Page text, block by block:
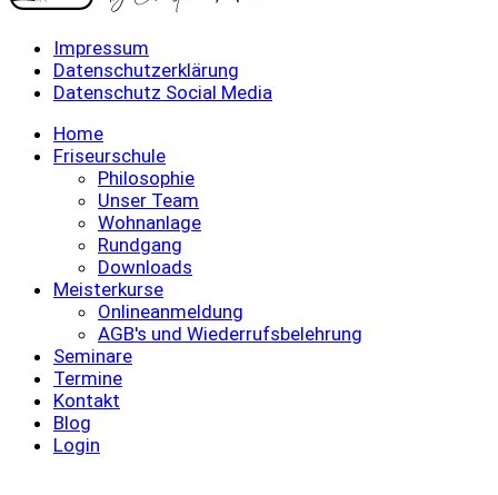
Impressum
Datenschutzerklärung
Datenschutz Social Media
Home
Friseurschule
Philosophie
Unser Team
Wohnanlage
Rundgang
Downloads
Meisterkurse
Onlineanmeldung
AGB's und Wiederrufsbelehrung
Seminare
Termine
Kontakt
Blog
Login